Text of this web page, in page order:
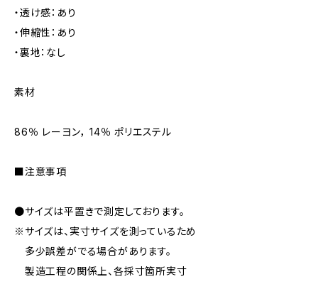
・透け感：あり
・伸縮性：あり
・裏地：なし
素材
86％ レーヨン， 14％ ポリエステル
■注意事項
●サイズは平置きで測定しております。
※サイズは、実寸サイズを測っているため
多少誤差がでる場合があります。
製造工程の関係上、各採寸箇所実寸